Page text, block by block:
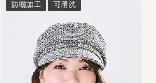
防曬加工 可清洗